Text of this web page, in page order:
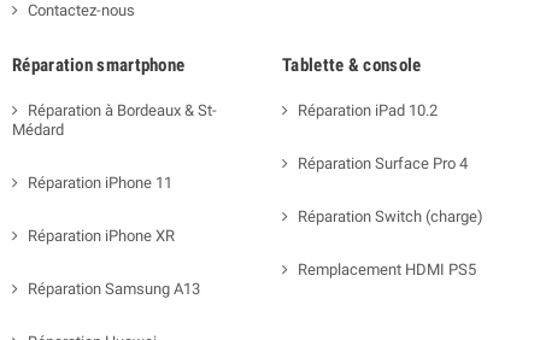
Contactez-nous
Réparation smartphone
Réparation à Bordeaux & St-
Médard
Réparation iPhone 11
Réparation iPhone XR
Réparation Samsung A13
Tablette & console
Réparation iPad 10.2
Réparation Surface Pro 4
Réparation Switch (charge)
Remplacement HDMI PS5